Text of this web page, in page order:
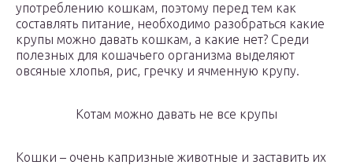
употреблению кошкам, поэтому перед тем как
составлять питание, необходимо разобраться какие
крупы можно давать кошкам, а какие нет? Среди
полезных для кошачьего организма выделяют
овсяные хлопья, рис, гречку и ячменную крупу.
Котам можно давать не все крупы
Кошки – очень капризные животные и заставить их